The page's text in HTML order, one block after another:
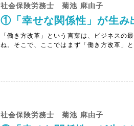
社会保険労務士 菊池 麻由子
①「幸せな関係性」が生み
「働き方改革」という言葉は、ビジネスの
ね。そこで、ここではまず「働き方改革」
社会保険労務士 菊池 麻由子